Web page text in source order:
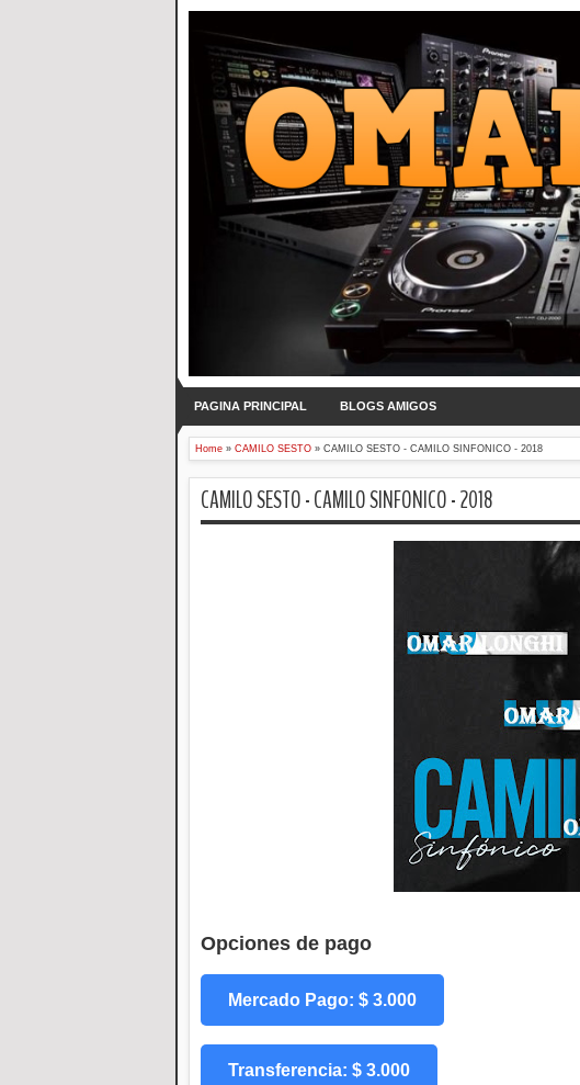
PAGINA PRINCIPAL BLOGS AMIGOS
Home » CAMILO SESTO » CAMILO SESTO - CAMILO SINFONICO - 2018
CAMILO SESTO - CAMILO SINFONICO - 2018
Opciones de pago
Mercado Pago: $ 3.000
Transferencia: $ 3.000